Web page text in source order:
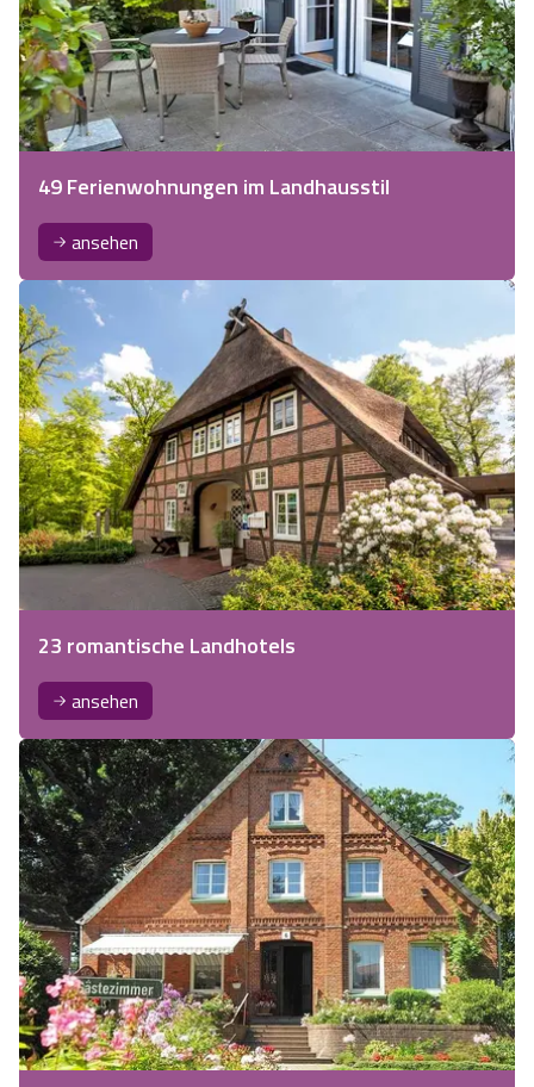
49 Ferienwohnungen im Landhausstil
ansehen
23 romantische Landhotels
ansehen